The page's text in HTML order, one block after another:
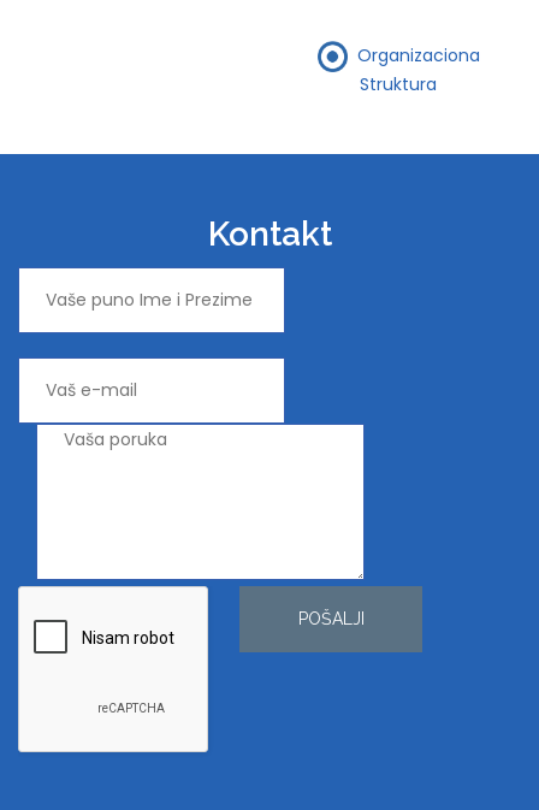
Organizaciona
Struktura
Kontakt
POŠALJI